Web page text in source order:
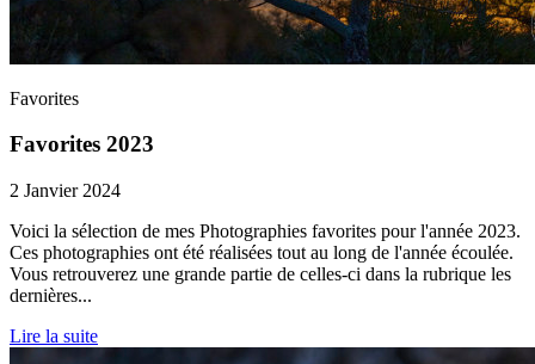
Favorites
Favorites 2023
2 Janvier 2024
Voici la sélection de mes Photographies favorites pour l'année 2023.
Ces photographies ont été réalisées tout au long de l'année écoulée.
Vous retrouverez une grande partie de celles-ci dans la rubrique les
dernières...
Lire la suite